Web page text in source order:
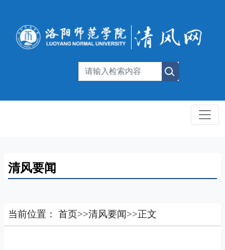
清风要闻
当前位置： 首页>>清风要闻>>正文